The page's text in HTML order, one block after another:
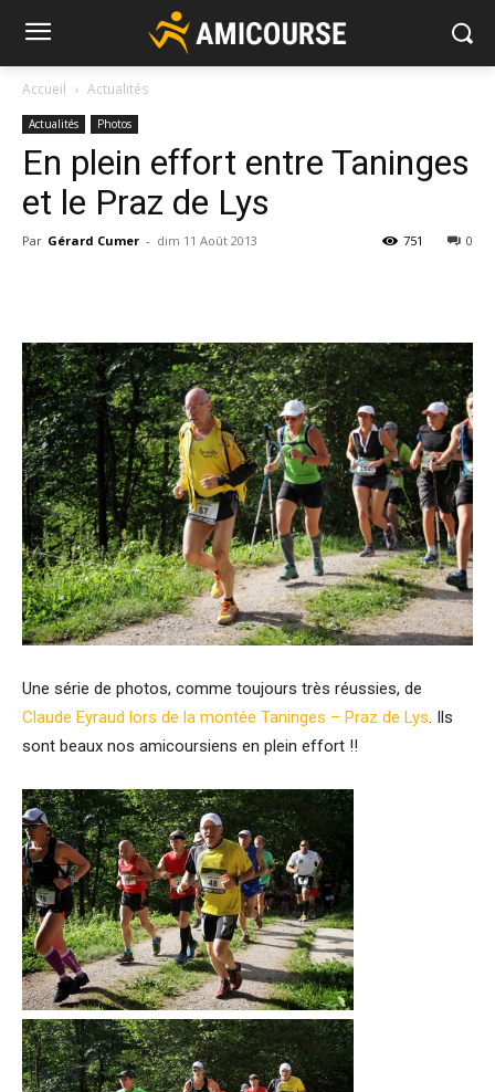
Accueil Actualités
Actualités Photos
En plein effort entre Taninges
et le Praz de Lys
Par Gérard Cumer - dim 11 Août 2013 0
751
Une série de photos, comme toujours très réussies, de
Claude Eyraud lors de la montée Taninges – Praz de Lys. Ils
sont beaux nos amicoursiens en plein effort !!